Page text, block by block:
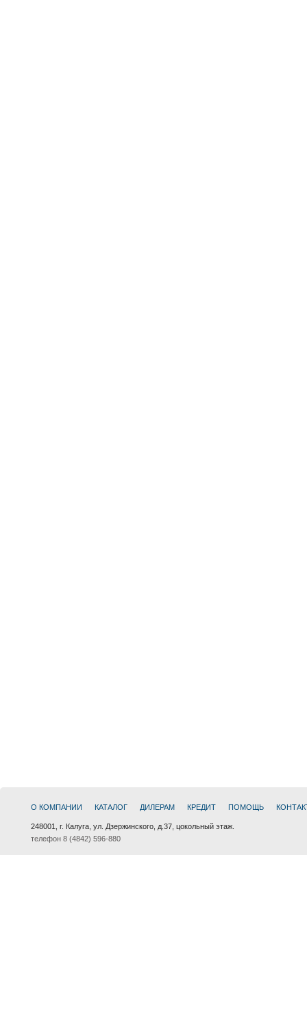
О КОМПАНИИ КАТАЛОГ ДИЛЕРАМ КРЕДИТ ПОМОЩЬ
248001, г. Калуга, ул. Дзержинского, д.37, цокольный этаж.
телефон 8 (4842) 596-880